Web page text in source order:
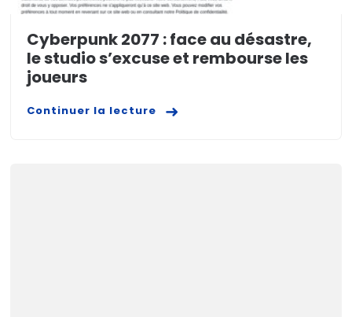
Cyberpunk 2077 : face au désastre,
le studio s’excuse et rembourse les
joueurs
Continuer la lecture